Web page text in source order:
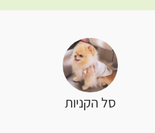
סל הקניות